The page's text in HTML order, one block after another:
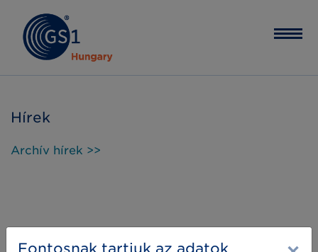
Hírek
Archív hírek >>
Fontosnak tartjuk az adatok